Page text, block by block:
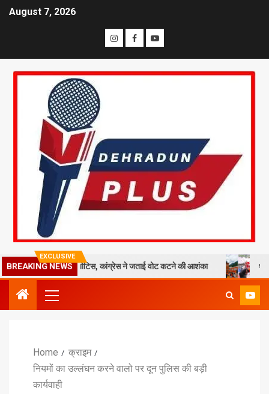
August 7, 2026
EXCLUSIVE
BREAKING NEWS
को नोटिस, कांग्रेस ने जताई वोट कटने की आशंका धराली आपदा
Home
क्राइम
नियमों का उल्लंघन करने वालो पर दून पुलिस की बड़ी
कार्यवाही